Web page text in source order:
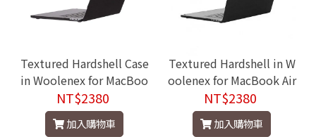
Textured Hardshell Case
in Woolenex for MacBoo
k Pro 16"
NT$2380
加入購物車
Textured Hardshell in W
oolenex for MacBook Air
13" Retina 2020
NT$2380
加入購物車